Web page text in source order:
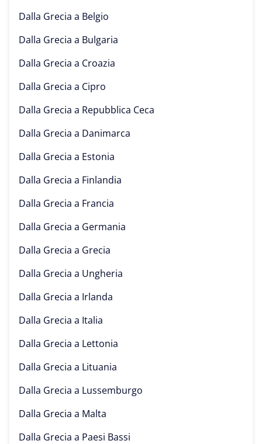
Dalla Grecia a Belgio
Dalla Grecia a Bulgaria
Dalla Grecia a Croazia
Dalla Grecia a Cipro
Dalla Grecia a Repubblica Ceca
Dalla Grecia a Danimarca
Dalla Grecia a Estonia
Dalla Grecia a Finlandia
Dalla Grecia a Francia
Dalla Grecia a Germania
Dalla Grecia a Grecia
Dalla Grecia a Ungheria
Dalla Grecia a Irlanda
Dalla Grecia a Italia
Dalla Grecia a Lettonia
Dalla Grecia a Lituania
Dalla Grecia a Lussemburgo
Dalla Grecia a Malta
Dalla Grecia a Paesi Bassi